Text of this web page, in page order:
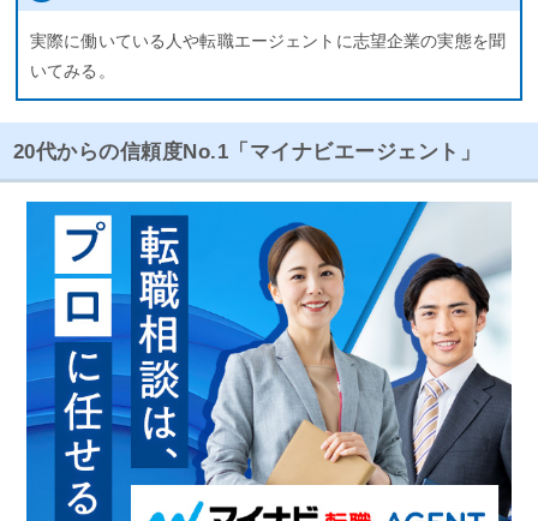
実際に働いている人や転職エージェントに志望企業の実態を聞
いてみる。
20代からの信頼度No.1「マイナビエージェント」